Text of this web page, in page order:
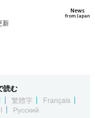
Images
News
from Japan
新
読む
繁體字
Français
Русский